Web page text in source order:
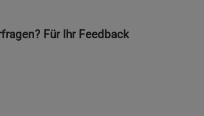
Für Ihr Feedback